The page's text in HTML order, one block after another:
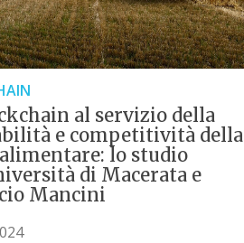
al servizio della
e competitività della
lo studio
di Macerata e
Mancini